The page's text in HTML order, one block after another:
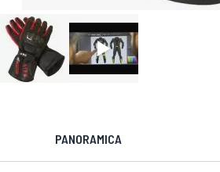
PANORAMICA